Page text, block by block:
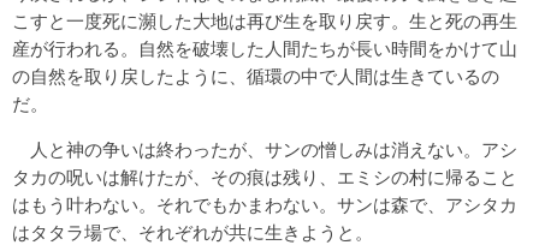
こすと一度死に瀕した大地は再び生を取り戻す。生と死の再生
産が行われる。自然を破壊した人間たちが長い時間をかけて山
の自然を取り戻したように、循環の中で人間は生きているの
だ。
人と神の争いは終わったが、サンの憎しみは消えない。アシ
タカの呪いは解けたが、その痕は残り、エミシの村に帰ること
はもう叶わない。それでもかまわない。サンは森で、アシタカ
はタタラ場で、それぞれが共に生きようと。